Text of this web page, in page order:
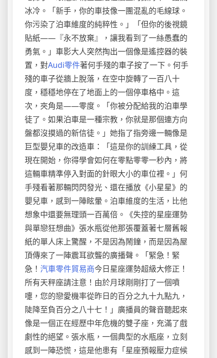
冰冷。「新手，你的車技像一團混亂的毛線球。
你污染了泊車維度的純粹性。」「但你的後視鏡
貼紙——『永不放棄』，讓我看到了一絲愚蠢的
勇氣。」車影大人突然掏出一個像是遙控器的裝
置，對Audi零件著何手殘的車子按了一下。何手
殘的車子從牆上脫落，在空中旋轉了一百八十
度，穩穩地停在了地面上的一個停車格中。這
次，夾角是——零度。「你被分配給我的泊車學
徒了。如果泊車是一種宗教，你就是那個連方向
盤都沒摸過的新信徒。」她指了指旁邊一輛像是
巨型嬰兒車的改造車：「這是你的訓練工具，從
現在開始，你得學會如何在零點零零一秒內，將
這輛車精準停入對面的針眼大小的車位裡。」何
手殘看著那輛閃閃發光、還在播放《小星星》的
嬰兒車，感到一陣眩暈。泊車維度的生活，比他
想象中還要無理頭一百萬倍。《失控的星座運勢
與單戀狂想曲》張水瓶從他那張覆蓋著七層舊報
紙的單人床上驚醒，不是因為鬧鐘，而是因為屋
頂傳來了一陣震耳欲聾的廣播聲。「緊急！緊
急！ 汽車零件貿易商今日星座運勢超級大修正！
所有天秤座請注意！由於月球剛剛打了一個噴
嚏，您的戀愛機率從昨日的百分之九十九點九，
陡降至負百分之八十七！」廣播員的聲音聽起來
像是一個正在經歷中年危機的雙子座，充滿了戲
劇性的絕望。張水瓶，一個典型的水瓶座，立刻
感到一陣恐慌，這是他患有「星座預報壓力症候